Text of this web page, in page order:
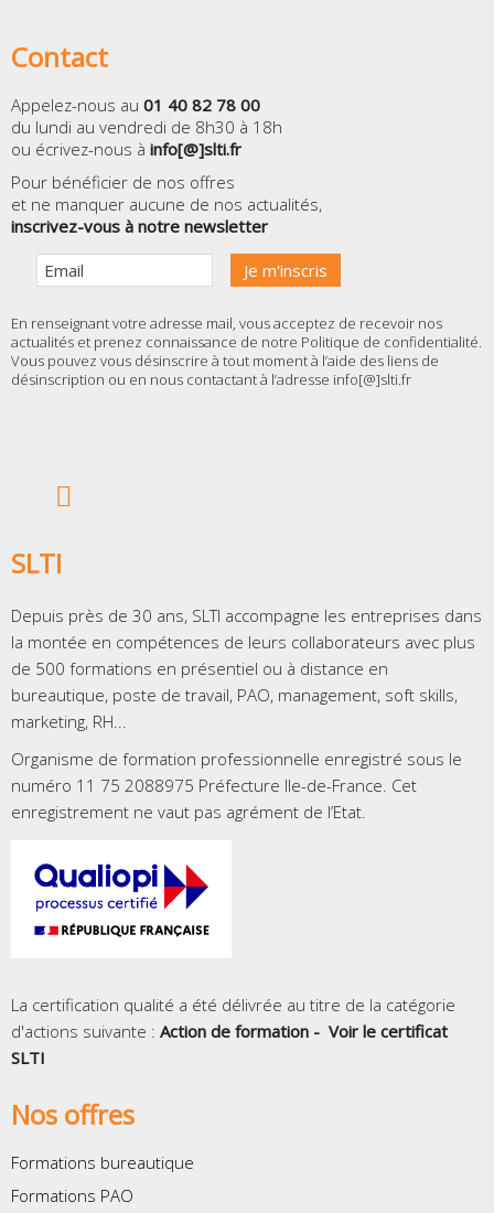
Contact
Appelez-nous au 01 40 82 78 00
du lundi au vendredi de 8h30 à 18h
ou écrivez-nous à info[@]slti.fr
Pour bénéficier de nos offres
et ne manquer aucune de nos actualités,
inscrivez-vous à notre newsletter
En renseignant votre adresse mail, vous acceptez de recevoir nos
actualités et prenez connaissance de notre Politique de confidentialité.
Vous pouvez vous désinscrire à tout moment à l’aide des liens de
désinscription ou en nous contactant à l’adresse info[@]slti.fr
SLTI
Depuis près de 30 ans, SLTI accompagne les entreprises dans
la montée en compétences de leurs collaborateurs avec plus
de 500 formations en présentiel ou à distance en
bureautique, poste de travail, PAO, management, soft skills,
marketing, RH...
Organisme de formation professionnelle enregistré sous le
numéro 11 75 2088975 Préfecture Ile-de-France. Cet
enregistrement ne vaut pas agrément de l’Etat.
La certification qualité a été délivrée au titre de la catégorie
d'actions suivante : Action de formation - Voir le certificat
SLTI
Nos offres
Formations bureautique
Formations PAO